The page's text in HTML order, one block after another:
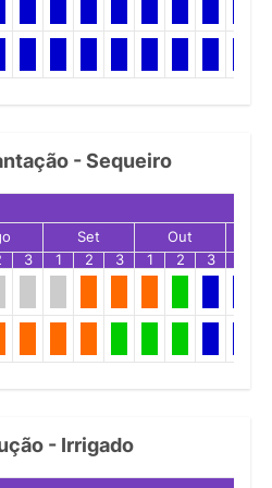
- Sequeiro
Set Out
3 1 2 3 1 2 3
- Irrigado